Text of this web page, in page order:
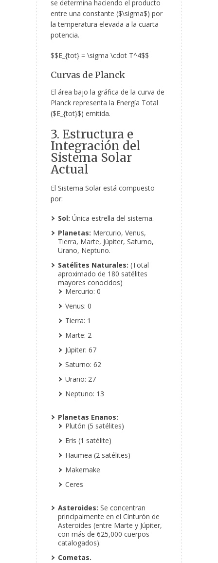
se determina haciendo el producto
entre una constante ($\sigma$) por
la temperatura elevada a la cuarta
potencia.
$$E_{tot} = \sigma \cdot T^4$$
Curvas de Planck
El área bajo la gráfica de la curva de
Planck representa la Energía Total
($E_{tot}$) emitida.
3. Estructura e
Integración del
Sistema Solar
Actual
El Sistema Solar está compuesto
por:
Sol: Única estrella del sistema.
Planetas: Mercurio, Venus,
Tierra, Marte, Júpiter, Saturno,
Urano, Neptuno.
Satélites Naturales: (Total
aproximado de 180 satélites
mayores conocidos)
Mercurio: 0
Venus: 0
Tierra: 1
Marte: 2
Júpiter: 67
Saturno: 62
Urano: 27
Neptuno: 13
Planetas Enanos:
Plutón (5 satélites)
Eris (1 satélite)
Haumea (2 satélites)
Makemake
Ceres
Asteroides: Se concentran
principalmente en el Cinturón de
Asteroides (entre Marte y Júpiter,
con más de 625,000 cuerpos
catalogados).
Cometas.